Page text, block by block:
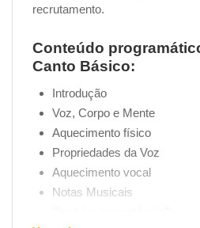
recrutamento.
Conteúdo
Canto Básico:
Introdução
Voz, Corpo e Mente
Aquecimento físico
Propriedades da Voz
Aquecimento vocal
Notas Musicais